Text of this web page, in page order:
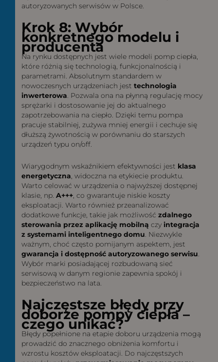
autoryzowanych serwisów w Polsce.
Krok 8: Wybór
konkretnego modelu i
producenta
Na rynku dostępnych jest wiele modeli pomp ciepła,
które różnią się technologią, funkcjonalnością i
parametrami. Absolutnym standardem w
nowoczesnych urządzeniach jest technologia
inwerterowa. Pozwala ona na płynną regulację mocy
sprężarki i dostosowanie jej do aktualnego
zapotrzebowania na ciepło. Dzięki temu pompa
pracuje stabilniej, zużywa mniej energii i cechuje się
dłuższą żywotnością w porównaniu do starszych
urządzeń typu on/off.
Wiarygodnym wskaźnikiem efektywności jest klasa
energetyczna, widoczna na etykiecie produktu.
Warto celować w urządzenia o najwyższej dostępnej
klasie, np. A+++, co gwarantuje niskie koszty
eksploatacji. Warto również przeanalizować
dodatkowe funkcje, takie jak możliwość zdalnego
sterowania przez aplikację mobilną czy integracja
z systemami inteligentnego domu. Niezwykle
ważnym, choć często pomijanym aspektem, jest
gwarancja i dostępność autoryzowanego serwisu.
Wybór marki posiadającej rozbudowaną sieć
serwisową w danym regionie zapewnia spokój i
bezpieczeństwo na lata.
Najczęstsze błędy przy
doborze pompy ciepła –
czego unikać?
Błędy popełnione na etapie doboru urządzenia mogą
prowadzić do znacznego obniżenia komfortu i
wzrostu kosztów eksploatacji. Do najczęstszych